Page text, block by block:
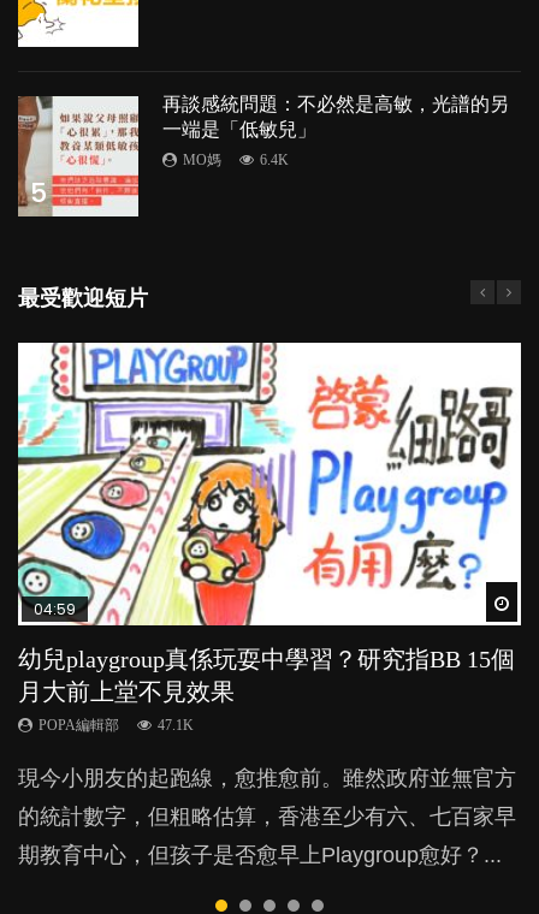
4
5
再談感統問題：不必然是高敏，光譜的另
一端是「低敏兒」
MO媽 6.4K
最受歡迎短片
04:59
幼兒playgroup真係玩耍中學習？研究指BB 15個
月大前上堂不見效果
POPA編輯部 47.1K
現今小朋友的起跑線，愈推愈前。雖然政府並無官方
的統計數字，但粗略估算，香港至少有六、七百家早
期教育中心，但孩子是否愈早上Playgroup愈好？...
03:39
幼稚園遊戲課 如何刺激幼兒自發學習取代獎勵
與懲罰？
POPA編輯部 33.1K
由美國學者所創的 tools of the mind 課程，學生以遊
戲方式學習，學術能力和自制能力亦明顯比其他小朋
友優勝，到底這課程有何特別之處？...
03:02
老公患產後憂鬱症對BB的影響
POPA編輯部 15.9K
鬱，影響日常生活，嚴重的甚至會有自殺，或傷害小
朋友的念頭。但為何爸爸患上產後抑鬱往往難以察
覺？...
04:06
全職好？在職好？｜全職媽媽與在職媽媽的壓
力與價值
POPA編輯部 25.8K
許多媽媽心底可能都有一刻掙扎過：究竟全職好，還
是在職好。雖說每個家庭都有自己的獨特狀況和考慮
因素，但原來全職和在職媽媽所養育的子女其實都各
03:41
BB口腔期乜都放入口，父母該制止還是放手？
POPA編輯部 25.5K
成吮手指的習慣，大個就很難戒，但原來一刀切阻止
他們放東西入口，隨時會影響孩子的身心發展？...